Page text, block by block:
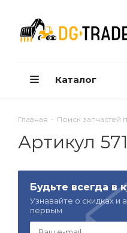
Каталог
Главная - Поиск запчастей
Артикул
Будьте всегда в
Узнавайте о скидках и
первым